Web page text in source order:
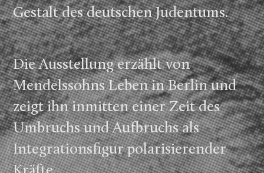
Gestalt des deutschen Judentums.
Die Ausstellung erzählt von
Mendelssohns Leben in Berlin und
zeigt ihn inmitten einer Zeit des
Umbruchs und Aufbruchs als
Integrations­figur polarisierender